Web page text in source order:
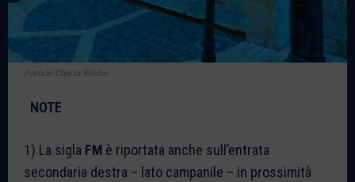
Portale Chiesa Madre
NOTE
1) La sigla FM è riportata anche sull’entrata
secondaria destra – lato campanile – in prossimità